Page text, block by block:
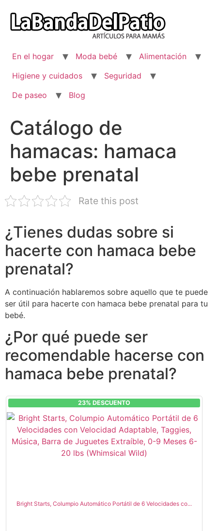
contenido
En el hogar Moda bebé
Alimentación
Higiene y cuidados
Seguridad
De paseo
Blog
Catálogo de
hamacas: hamaca
bebe prenatal
Rate this post
¿Tienes dudas sobre si
hacerte con hamaca bebe
prenatal?
A continuación hablaremos sobre aquello que te puede
ser útil para hacerte con hamaca bebe prenatal para tu
bebé.
¿Por qué puede ser
recomendable hacerse con
hamaca bebe prenatal?
23% DESCUENTO
Bright Starts, Columpio Automático Portátil de 6 Velocidades co...